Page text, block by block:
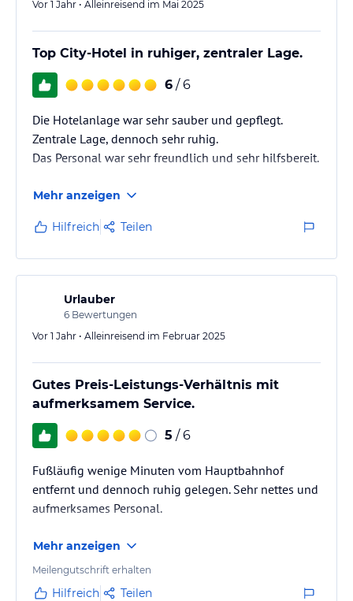
Vor 1 Jahr • Alleinreisend im Mai 2025
Top City-Hotel in ruhiger, zentraler Lage.
6 / 6
Die Hotelanlage war sehr sauber und gepflegt.
Zentrale Lage, dennoch sehr ruhig.
Das Personal war sehr freundlich und sehr hilfsbereit.
Mehr anzeigen
Hilfreich Teilen
Urlauber
6 Bewertungen
Vor 1 Jahr • Alleinreisend im Februar 2025
Gutes Preis-Leistungs-Verhältnis mit
aufmerksamem Service.
5 / 6
Fußläufig wenige Minuten vom Hauptbahnhof
entfernt und dennoch ruhig gelegen. Sehr nettes und
aufmerksames Personal.
Mehr anzeigen
Meilengutschrift erhalten
Hilfreich Teilen